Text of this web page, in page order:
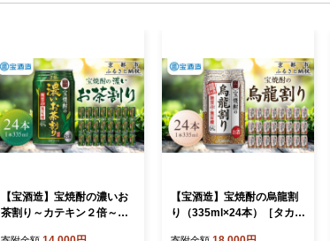
【宝酒造】宝焼酎の濃いお
茶割り～カテキン２倍～（3
【宝酒造】宝焼酎の烏龍割
り（335ml×24本）［タカラ